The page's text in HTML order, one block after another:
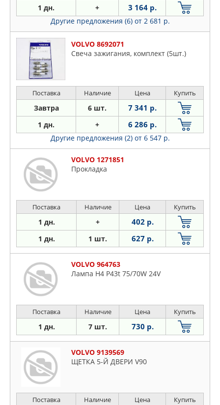
1 дн. + 3 164 р.
Другие предложения (6) от 2 681 р.
VOLVO 8692071
Свеча зажигания, комплект (5шт.)
Поставка Наличие Цена Купить
Завтра 6 шт. 7 341 р.
1 дн. + 6 286 р.
Другие предложения (2) от 6 547 р.
VOLVO 1271851
Прокладка
Поставка Наличие Цена Купить
1 дн. + 402 р.
1 дн. 1 шт. 627 р.
VOLVO 964763
Лампа H4 P43t 75/70W 24V
Поставка Наличие Цена Купить
1 дн. 7 шт. 730 р.
VOLVO 9139569
ЩЕТКА 5-Й ДВЕРИ V90
Поставка Наличие Цена Купить